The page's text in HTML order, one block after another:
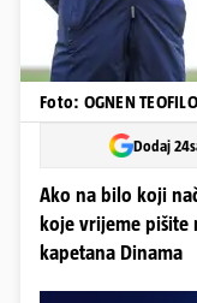
Foto: OGNEN
Dodaj
Ako na bilo koji
koje vrijeme pišite
kapetana Dinama